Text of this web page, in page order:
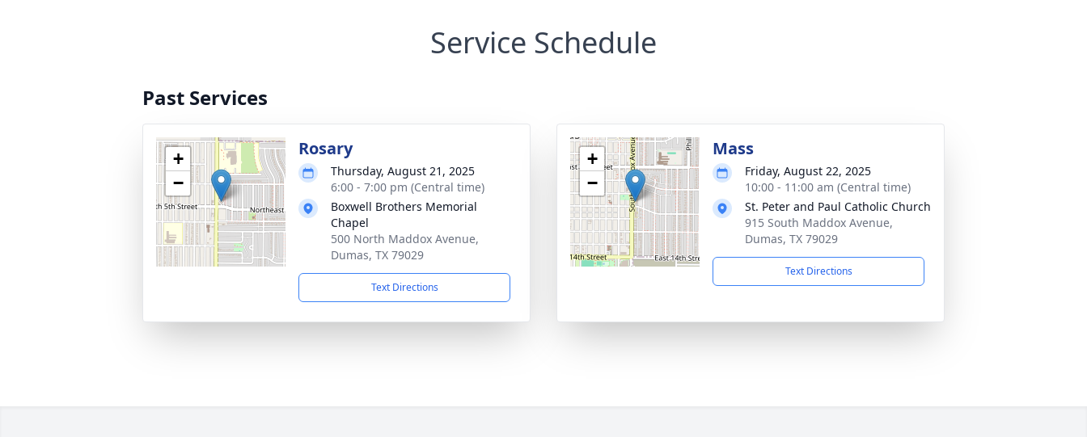
Service Schedule
Past Services
+
−
Rosary
Thursday, August 21, 2025
6:00 - 7:00 pm (Central time)
Boxwell Brothers Memorial
Chapel
500 North Maddox Avenue,
Dumas, TX 79029
Text Directions
+
−
Mass
Friday, August 22, 2025
10:00 - 11:00 am (Central time)
St. Peter and Paul Catholic Church
915 South Maddox Avenue,
Dumas, TX 79029
Text Directions